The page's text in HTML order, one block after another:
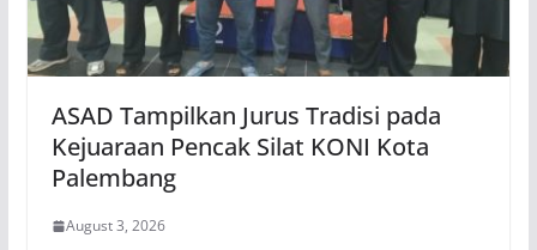
ASAD Tampilkan Jurus Tradisi pada
Kejuaraan Pencak Silat KONI Kota
Palembang
August 3, 2026